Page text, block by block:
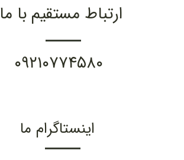
ارتباط مستقیم با ما
۰۹۲۱۰۷۷۴۵۸۰
اینستاگرام ما